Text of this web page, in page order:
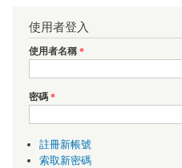
使用者登入
使用者名稱*
密碼*
註冊新帳號
索取新密碼